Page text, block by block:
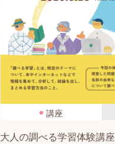
講座
大人の調べる学習体験講座